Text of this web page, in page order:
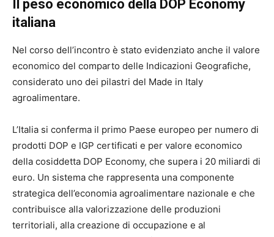
Il peso economico della DOP Economy
italiana
Nel corso dell’incontro è stato evidenziato anche il valore
economico del comparto delle Indicazioni Geografiche,
considerato uno dei pilastri del Made in Italy
agroalimentare.
L’Italia si conferma il primo Paese europeo per numero di
prodotti DOP e IGP certificati e per valore economico
della cosiddetta DOP Economy, che supera i 20 miliardi di
euro. Un sistema che rappresenta una componente
strategica dell’economia agroalimentare nazionale e che
contribuisce alla valorizzazione delle produzioni
territoriali, alla creazione di occupazione e al